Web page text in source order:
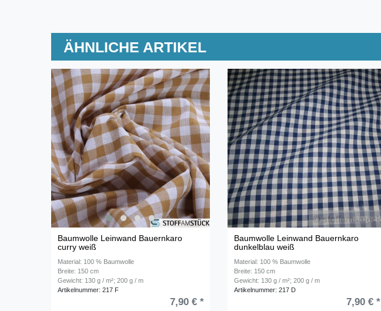
ÄHNLICHE ARTIKEL
Baumwolle Leinwand Bauernkaro
curry weiß
Material: 100 % Baumwolle
Breite: 150 cm
Gewicht: 130 g / m²; 200 g / m
Artikelnummer: 217 F
7,90 € *
Baumwolle Leinwand Bauernkaro
dunkelblau weiß
Material: 100 % Baumwolle
Breite: 150 cm
Gewicht: 130 g / m²; 200 g / m
Artikelnummer: 217 D
7,90 € *